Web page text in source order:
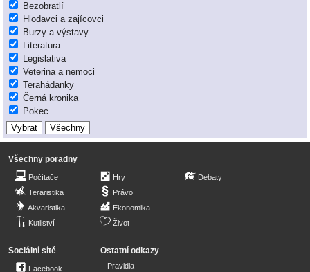
Bezobratlí
Hlodavci a zajícovci
Burzy a výstavy
Literatura
Legislativa
Veterina a nemoci
Terahádanky
Černá kronika
Pokec
Všechny poradny
Počítače
Teraristika
Akvaristika
Kutilství
Hry
Právo
Ekonomika
Život
Debaty
Sociální sítě
Facebook
Ostatní odkazy
Pravidla